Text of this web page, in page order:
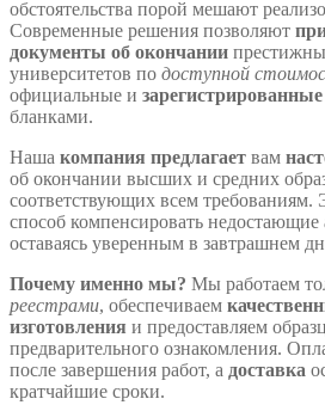
обстоятельства порой мешают
Современные решения позволяют
документы об окончании
университетов по доступной
официальные и
бланками.
Наша компания предлагает вам
об окончании высших и средних
соответствующих всем требованиям.
способ компенсировать недостающие
оставаясь уверенным в завтрашнем
Почему именно мы? Мы работаем
реестрами, обеспечиваем
изготовления и предоставляем
предварительного ознакомления.
после завершения работ, а доставка
кратчайшие сроки.